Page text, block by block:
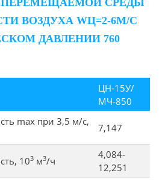
ПЕРЕМЕЩАЕМОЙ СРЕДЫ
ВОЗДУХА WЦ=2-6М/С
ДАВЛЕНИИ 760
ЦН-15У/
МЧ-850
max при 3,5 м/с,
7,147
103 м3/ч
4,084-
12,251